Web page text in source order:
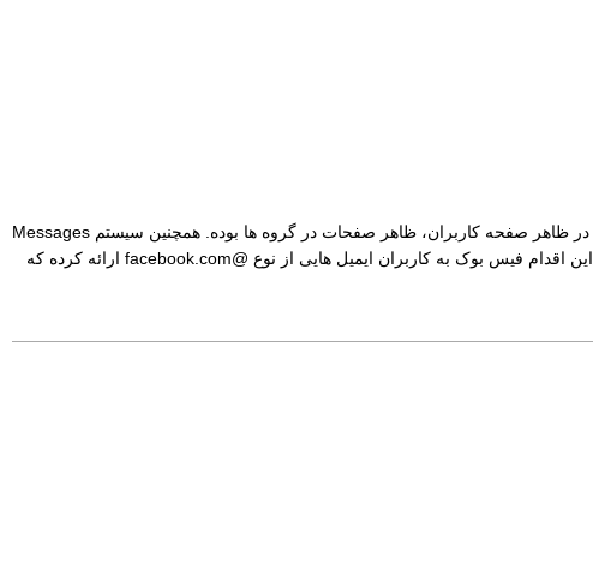
این ها تاریخچه ای بود از فیس بوک که توسط خودش در وبسایتش قرار گرفته. در سال 2011 هم که فکر میکنم تغییرات کلیدی در ظاهر صفحه کاربران، ظاهر صفحات در گروه ها بوده. همچنین سیستم Messages
جدید که هدفش جمع آوری میل، پیام ها، چت ها و پیامک ها در یک محیط واحد بوده یکی از تغییرات اساسی فیس بوک بوده. در این اقدام فیس بوک به کاربران ایمیل هایی از نوع @facebook.com ارائه کرده که